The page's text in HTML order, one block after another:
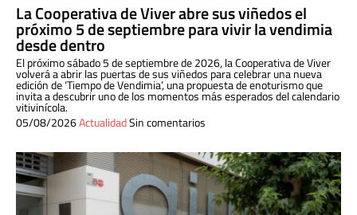
La Cooperativa de Viver abre sus viñedos el
próximo 5 de septiembre para vivir la vendimia
desde dentro
El próximo sábado 5 de septiembre de 2026, la Cooperativa de Viver
volverá a abrir las puertas de sus viñedos para celebrar una nueva
edición de ‘Tiempo de Vendimia’, una propuesta de enoturismo que
invita a descubrir uno de los momentos más esperados del calendario
vitivinícola.
05/08/2026ActualidadSin comentarios